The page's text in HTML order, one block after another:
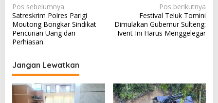
N
a
v
i
g
a
s
Pos sebelumnya
Satreskrim Polres Parigi
Moutong Bongkar Sindikat
Pencurian Uang dan
Perhiasan
Pos berikutnya
Festival Teluk Tomini
Dimulakan Gubernur Sulteng:
Ivent Ini Harus Menggelegar
Jangan Lewatkan